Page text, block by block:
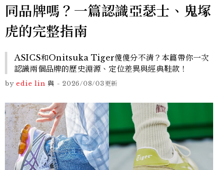
同品牌嗎？一篇認識亞瑟士、鬼塚
虎的完整指南
ASICS和Onitsuka Tiger傻傻分不清？本篇帶你一次
認識兩個品牌的歷史淵源、定位差異與經典鞋款！
by edie lin 與 - 2026/08/03更新